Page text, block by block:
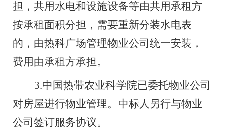
担，共用水电和设施设备等由共用承租方
按承租面积分担，需要重新分装水电表
的，由热科广场管理物业公司统一安装，
费用由承租方承担。
3.中国热带农业科学院已委托物业公司
对房屋进行物业管理。中标人另行与物业
公司签订服务协议。